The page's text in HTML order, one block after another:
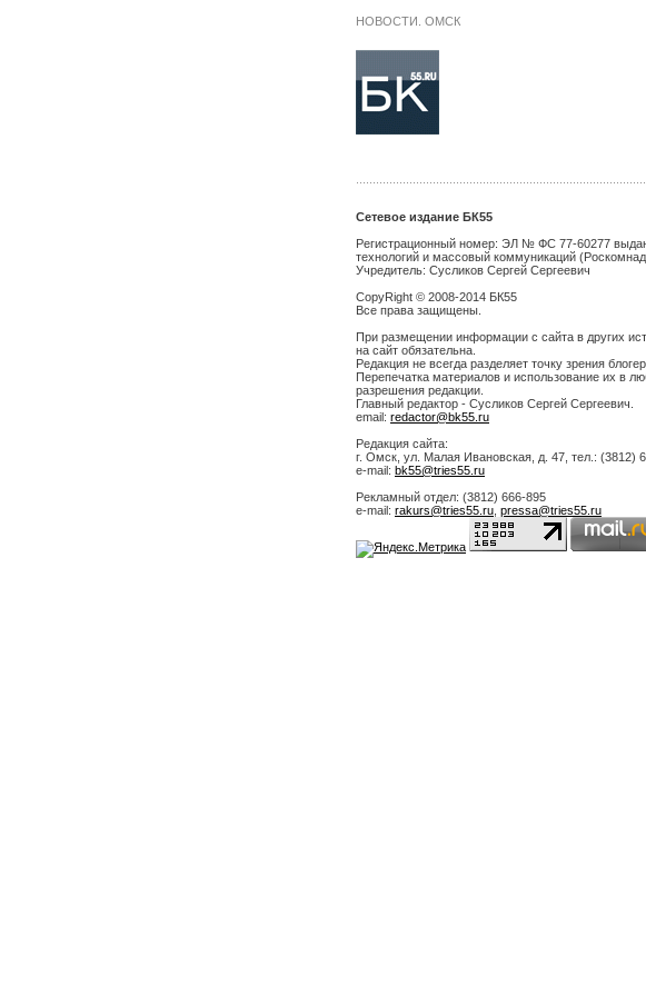
НОВОСТИ. ОМСК
Сетевое издание БК55
Регистрационный номер: ЭЛ № ФС 77-60277
технологий и массовый коммуникаций
Учредитель: Сусликов Сергей Сергеевич
CopyRight © 2008-2014 БК55
Все права защищены.
При размещении информации с сайта в других
на сайт обязательна.
Редакция не всегда разделяет точку зрения
Перепечатка материалов и использование их в
разрешения редакции.
Главный редактор - Сусликов Сергей Сергеевич.
email: redactor@bk55.ru
Редакция сайта:
г. Омск, ул. Малая Ивановская, д. 47, тел.: (3812)
e-mail: bk55@tries55.ru
Рекламный отдел: (3812) 666-895
e-mail: rakurs@tries55.ru pressa@tries55.ru